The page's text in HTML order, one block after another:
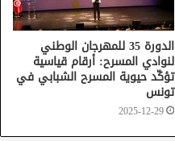
الدورة 35 للمهرجان الوطني
لنوادي المسرح: أرقام قياسية
تؤكّد حيوية المسرح الشبابي في
تونس
2025-12-29